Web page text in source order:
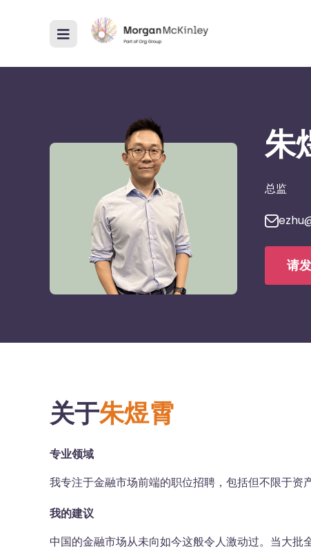
朱
总监
请
关于朱煜霄
专业领域
我专注于金融市场前端的职位招聘，包括但不限于资
我的建议
中国的金融市场从未向如今这般令人激动过。当大